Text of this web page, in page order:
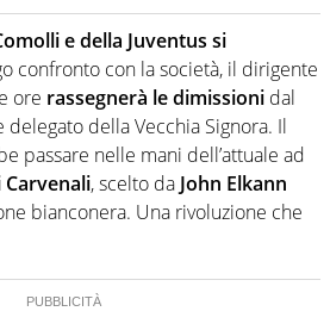
redattore, divulgatore. E' una
sito: racconta in immagini un
pochi altri
e della Juventus si
confronto con la società, il dirigente
ore rassegnerà le dimissioni dal
della Vecchia Signora. Il
passare nelle mani dell’attuale ad
, scelto da John Elkann
bianconera. Una rivoluzione che